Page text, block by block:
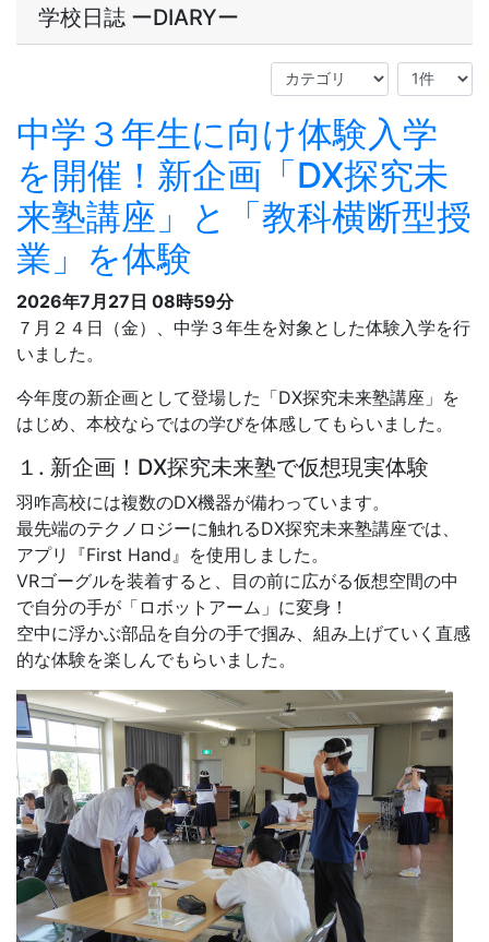
2026/08/07
夏の研究大会に参加しました
2026/08/07
全国総合文化祭新聞部門に参加しました
2026/08/06
県内の中高教員を対象に「アプリ開発体験研修会」を開催しました
学校日誌 ーDIARYー
中学３年生に向け体験入学
を開催！新企画「DX探究未
来塾講座」と「教科横断型授
業」を体験
2026年7月27日08時59分
７月２４日（金）、中学３年生を対象とした体験入学を行
今年度の新企画として登場した「DX探究未来塾講座」を
はじめ、本校ならではの学びを体感してもらいました。
１. 新企画！DX探究未来塾で仮想現実体験
羽咋高校には複数のDX機器が備わっています。
最先端のテクノロジーに触れるDX探究未来塾講座では、
アプリ『First Hand』を使用しました。
VRゴーグルを装着すると、目の前に広がる仮想空間の中
で自分の手が「ロボットアーム」に変身！